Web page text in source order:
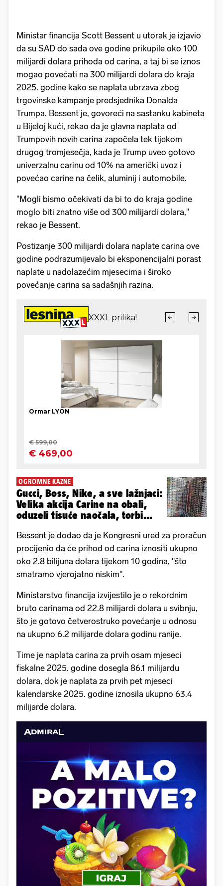
Ministar financija Scott Bessent u utorak je izjavio
da su SAD do sada ove godine prikupile oko 100
milijardi dolara prihoda od carina, a taj bi se iznos
mogao povećati na 300 milijardi dolara do kraja
2025. godine kako se naplata ubrzava zbog
trgovinske kampanje predsjednika Donalda
Trumpa. Bessent je, govoreći na sastanku kabineta
u Bijeloj kući, rekao da je glavna naplata od
Trumpovih novih carina započela tek tijekom
drugog tromjesečja, kada je Trump uveo gotovo
univerzalnu carinu od 10% na američki uvoz i
povećao carine na čelik, aluminij i automobile.
"Mogli bismo očekivati ​​da bi to do kraja godine
moglo biti znatno više od 300 milijardi dolara,"
rekao je Bessent.
Postizanje 300 milijardi dolara naplate carina ove
godine podrazumijevalo bi eksponencijalni porast
naplate u nadolazećim mjesecima i široko
povećanje carina sa sadašnjih razina.
OGROMNE KAZNE
Gucci, Boss, Nike, a sve lažnjaci:
Velika akcija Carine na obali,
oduzeli tisuće naočala, torbi...
Bessent je dodao da je Kongresni ured za proračun
procijenio da će prihod od carina iznositi ukupno
oko 2.8 bilijuna dolara tijekom 10 godina, "što
smatramo vjerojatno niskim".
Ministarstvo financija izvijestilo je o rekordnim
bruto carinama od 22.8 milijardi dolara u svibnju,
što je gotovo četverostruko povećanje u odnosu
na ukupno 6.2 milijarde dolara godinu ranije.
Time je naplata carina za prvih osam mjeseci
fiskalne 2025. godine dosegla 86.1 milijardu
dolara, dok je naplata za prvih pet mjeseci
kalendarske 2025. godine iznosila ukupno 63.4
milijarde dolara.